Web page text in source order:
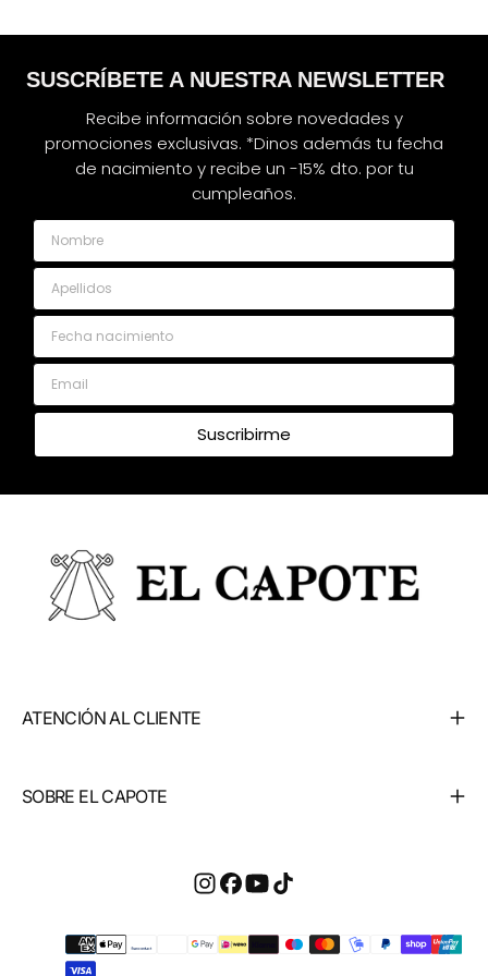
SUSCRÍBETE A NUESTRA NEWSLETTER
Recibe información sobre novedades y
promociones exclusivas. *Dinos además tu fecha
de nacimiento y recibe un -15% dto. por tu
cumpleaños.
Nombre
Apellidos
Fecha nacimiento
Email
Suscribirme
ATENCIÓN AL CLIENTE
SOBRE EL CAPOTE
Métodos